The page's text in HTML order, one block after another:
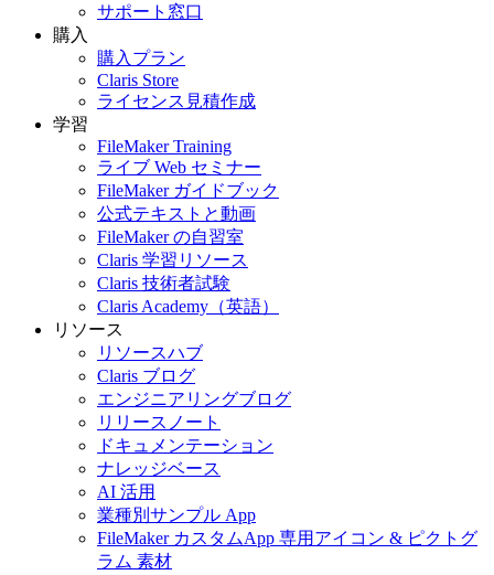
サポート窓口
購入
購入プラン
Claris Store
ライセンス見積作成
学習
FileMaker Training
ライブ Web セミナー
FileMaker ガイドブック
公式テキストと動画
FileMaker の自習室
Claris 学習リソース
Claris 技術者試験
Claris Academy（英語）
リソース
リソースハブ
Claris ブログ
エンジニアリングブログ
リリースノート
ドキュメンテーション
ナレッジベース
AI 活用
業種別サンプル App
FileMaker カスタムApp 専用アイコン & ピクトグ
ラム 素材